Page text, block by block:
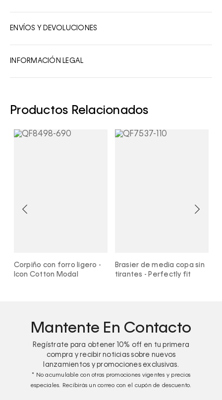
ENVÍOS Y DEVOLUCIONES
INFORMACIÓN LEGAL
Productos Relacionados
Corpiño con forro ligero -
Icon Cotton Modal
Brasier de media copa sin
tirantes - Perfectly fit
Mantente En Contacto
Regístrate para obtener 10% off en tu primera
compra y recibir noticias sobre nuevos
lanzamientos y promociones exclusivas.
* No acumulable con otras promociones vigentes y precios
especiales. Recibirás un correo con el cupón de descuento.